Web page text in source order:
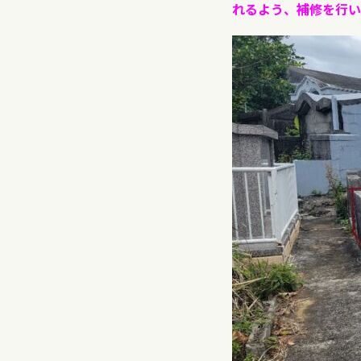
れるよう、補修を行